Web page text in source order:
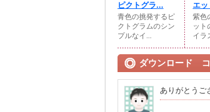
ピクトグラ...
青色の挑発するピ
クトグラムのシン
プルなイ...
エッ
紫色
ット
イラ
ダウンロード コ
ありがとうご